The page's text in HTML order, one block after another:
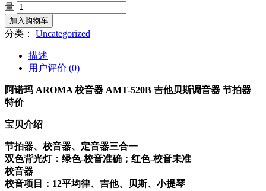
量
加入购物车
分类： Uncategorized
描述
用户评价 (0)
阿诺玛 AROMA 校音器 AMT-520B 吉他贝斯调音器 节拍器
特价
宝贝介绍
节拍器、校音器、定音器三合一
双色背光灯：绿色-校音准确；红色-校音未准
校音器
校音项目：12平均律、吉他、贝斯、小提琴